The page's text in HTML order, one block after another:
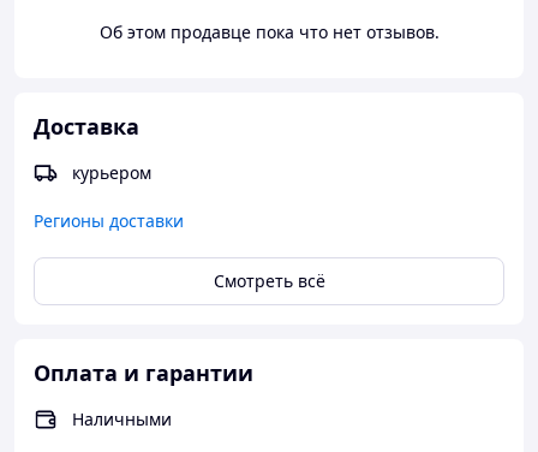
Об этом продавце пока что нет отзывов.
Доставка
курьером
Регионы доставки
Смотреть всё
Оплата и гарантии
Наличными